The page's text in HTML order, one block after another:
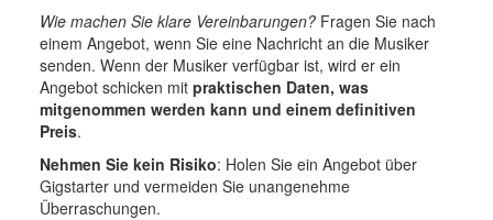
Wie machen Sie klare Vereinbarungen?Fragen Sie nach
einem Angebot, wenn Sie eine Nachricht an die Musiker
senden. Wenn der Musiker verfügbar ist, wird er ein
Angebot schicken mit praktischen Daten, was
mitgenommen werden kann und einem definitiven
Preis.
Nehmen Sie kein Risiko: Holen Sie ein Angebot über
Gigstarter und vermeiden Sie unangenehme
Überraschungen.